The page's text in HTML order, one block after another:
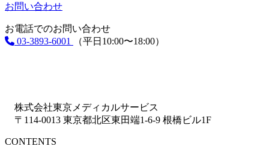
お問い合わせ
お電話でのお問い合わせ
03-3893-6001
（平日10:00〜18:00）
株式会社東京メディカルサービス
〒114-0013 東京都北区東田端1-6-9 根橋ビル1F
CONTENTS